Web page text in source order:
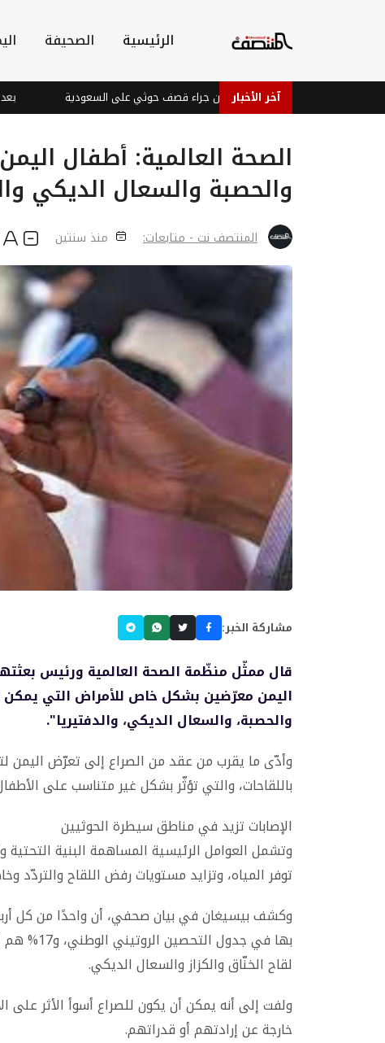
الرئيسية الصحيفة
آخر الأخبار
إصابات في نجران جراء قصف حوثي على السعودية بعد
الصحة العالمية: أطفال
والحصبة والسعال الديكي
المنتصف نت - متابعات: منذ سنتين
مشاركة الخبر:
قال ممثّل منظّمة الصحة العالمية ورئيس
اليمن معرّضين بشكل خاص للأمراض التي يمكن
والحصبة، والسعال الديكي، والدفتيريا".
وأدّى ما يقرب من عقد من الصراع إلى تعرّض اليمن
باللقاحات، والتي تؤثّر بشكل غير متناسب على
الإصابات تزيد في مناطق سيطرة الحوثيين
وتشمل العوامل الرئيسية المساهمة البنية
توفر المياه، وتزايد مستويات رفض اللقاح
وكشف بيسيغان في بيان صحفي، أن واحدًا من كل
بها في
لقاح الخنّاق والكزاز والسعال الديكي.
ولفت إلى أنه يمكن أن يكون للصراع أسوأ الأثر
خارجة عن إرادتهم أو قدراتهم.